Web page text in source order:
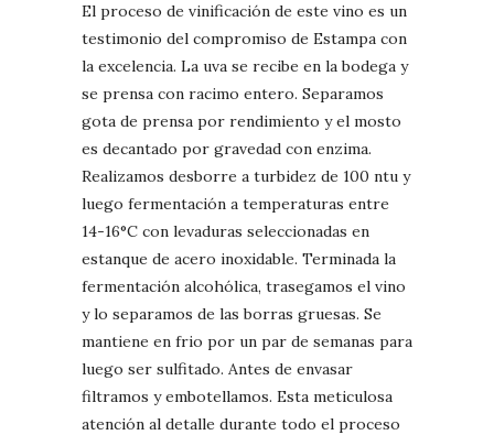
El proceso de vinificación de este vino es un
testimonio del compromiso de Estampa con
la excelencia. La uva se recibe en la bodega y
se prensa con racimo entero. Separamos
gota de prensa por rendimiento y el mosto
es decantado por gravedad con enzima.
Realizamos desborre a turbidez de 100 ntu y
luego fermentación a temperaturas entre
14-16°C con levaduras seleccionadas en
estanque de acero inoxidable. Terminada la
fermentación alcohólica, trasegamos el vino
y lo separamos de las borras gruesas. Se
mantiene en frio por un par de semanas para
luego ser sulfitado. Antes de envasar
filtramos y embotellamos. Esta meticulosa
atención al detalle durante todo el proceso